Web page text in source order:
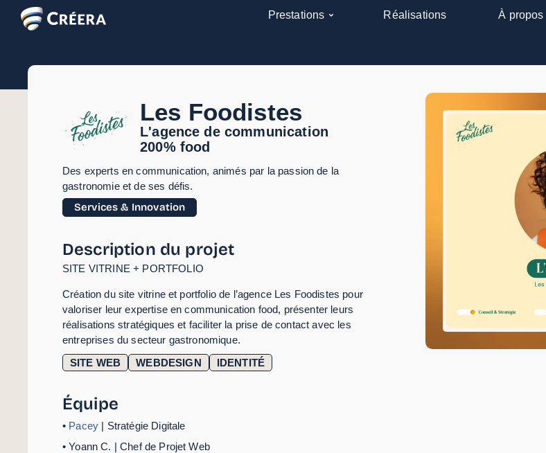
Prestations Réalisations À propos
Les Foodistes
L'agence de communication
200% food
Des experts en communication, animés par la passion de la
gastronomie et de ses défis.
Services & Innovation
Description du projet
SITE VITRINE + PORTFOLIO
Création du site vitrine et portfolio de l’agence Les Foodistes pour
valoriser leur expertise en communication food, présenter leurs
réalisations stratégiques et faciliter la prise de contact avec les
entreprises du secteur gastronomique.
SITE WEB
WEBDESIGN IDENTITÉ
Équipe
• Pacey | Stratégie Digitale
• Yoann C. | Chef de Projet Web